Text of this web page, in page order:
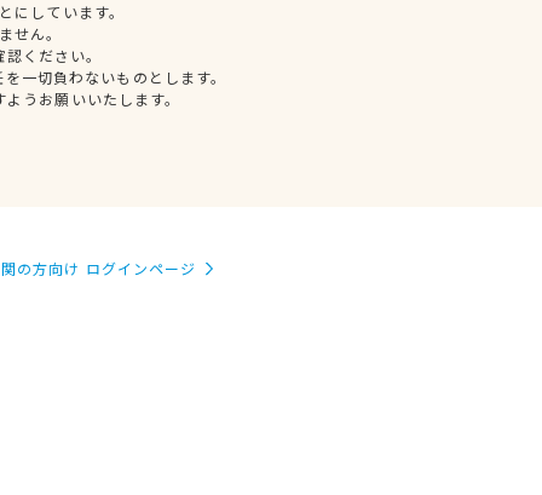
しています。
せん。
ください。
一切負わないものとします。
うお願いいたします。
の方向け ログインページ